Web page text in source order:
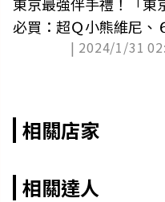
必買：超Ｑ小熊維尼、
| 2024/1/31
相關店家
相關達人